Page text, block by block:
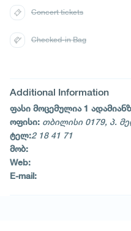
Additional Information
ფასი მოცემულია 1
ოფისი: თბილისი 0179, პ.
ტელ:2 18 41 71
მობ:
Web:
E-mail:
Concert tickets
Checked-in Bag